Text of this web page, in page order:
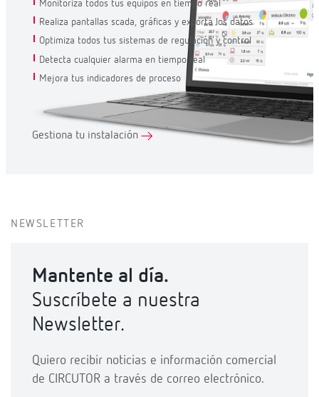
Monitoriza todos tus equipos en tiempo real
Realiza pantallas scada, gráficas y exporta los datos
Optimiza todos tus sistemas de regulación y control
Detecta cualquier alarma en tiempo real
Mejora tus indicadores de proceso
Gestiona tu instalación
NEWSLETTER
Mantente al día.
Suscríbete a nuestra
Newsletter.
Quiero recibir noticias e información comercial
de CIRCUTOR a través de correo electrónico.